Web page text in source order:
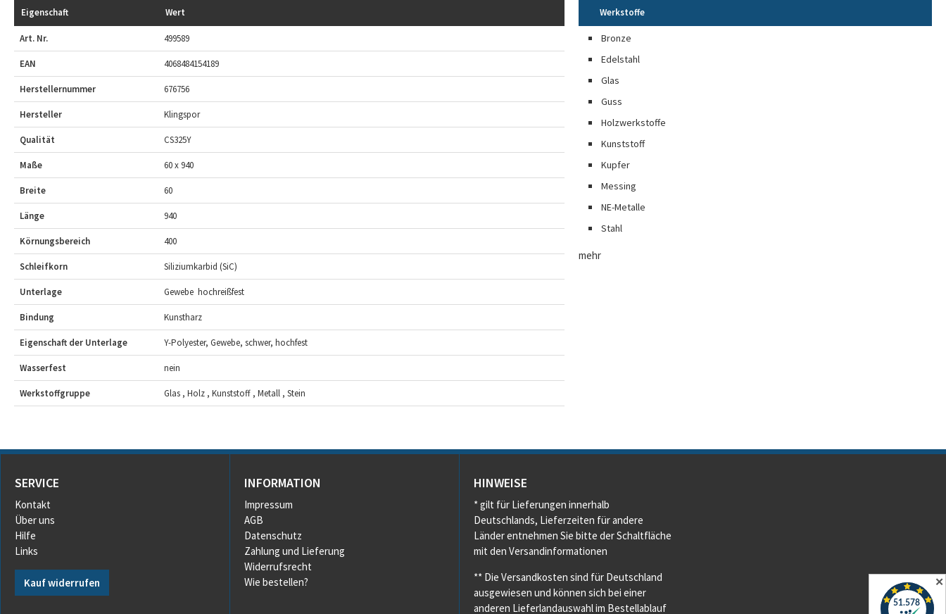
Eigenschaft Wert
Art. Nr. 499589
EAN 4068484154189
Herstellernummer 676756
Hersteller Klingspor
Qualität CS325Y
Maße 60 x 940
Breite 60
Länge 940
Körnungsbereich 400
Schleifkorn Siliziumkarbid (SiC)
Unterlage Gewebe  hochreißfest
Bindung Kunstharz
Eigenschaft der Unterlage Y-Polyester, Gewebe, schwer, hochfest
Wasserfest nein
Werkstoffgruppe Glas , Holz , Kunststoff , Metall , Stein
Werkstoffe
Bronze
Edelstahl
Glas
Guss
Holzwerkstoffe
Kunststoff
Kupfer
Messing
NE-Metalle
Stahl
mehr
SERVICE
Kontakt
Über uns
Hilfe
Links
Kauf widerrufen
INFORMATION
Impressum
AGB
Datenschutz
Zahlung und Lieferung
Widerrufsrecht
Wie bestellen?
HINWEISE
* gilt für Lieferungen innerhalb
Deutschlands, Lieferzeiten für andere
Länder entnehmen Sie bitte der Schaltfläche
mit den Versandinformationen
** Die Versandkosten sind für Deutschland
ausgewiesen und können sich bei einer
anderen Lieferlandauswahl im Bestellablauf
✕